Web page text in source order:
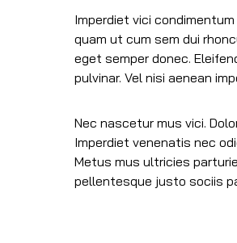
Imperdiet vici
quam ut cum sem dui
eget semper donec.
pulvinar. Vel nisi aenean
Nec nascetur mus vici.
Imperdiet venenatis nec
Metus mus ultricies
pellentesque justo sociis